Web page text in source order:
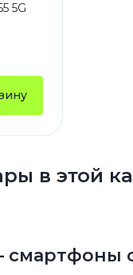
5G
в этой